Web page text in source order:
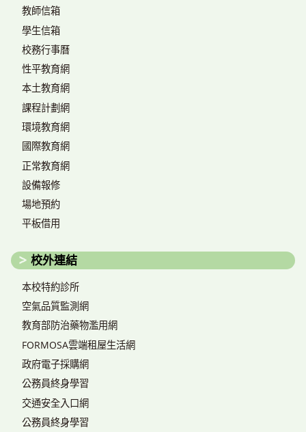
教師信箱
學生信箱
校務行事曆
性平教育網
本土教育網
課程計劃網
環境教育網
國際教育網
正常教育網
設備報修
場地預約
平板借用
校外連結
本校特約診所
空氣品質監測網
教育部防治藥物濫用網
FORMOSA雲端租屋生活網
政府電子採購網
公務員終身學習
交通安全入口網
公務員終身學習